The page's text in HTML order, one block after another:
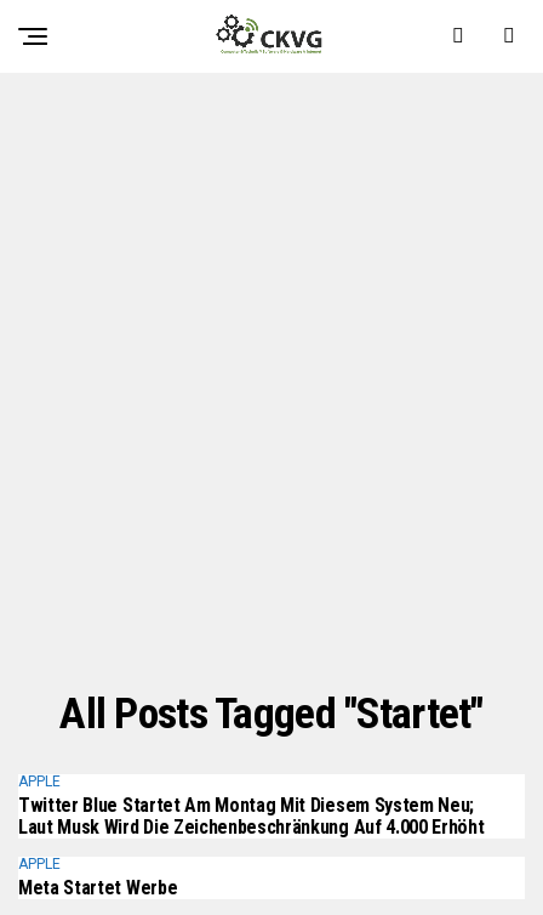
All Posts Tagged "startet"
APPLE
Twitter Blue Startet Am Montag Mit Diesem System Neu;
Laut Musk Wird Die Zeichenbeschränkung Auf 4.000 Erhöht
APPLE
Meta Startet Werbe